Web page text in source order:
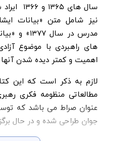
سال های
نیز شامل متن «بیانات
مدرس در سال
های راهبردی با موضوع
اهمیت و کمتر دیده شدن
لازم به ذکر است که این
مطالعاتی منظومه فکری
عنوان صراط می باشد که
جوان طراحی شده و در حال